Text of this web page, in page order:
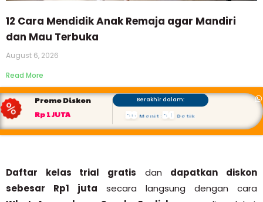
12 Cara Mendidik Anak Remaja agar Mandiri
dan Mau Terbuka
August 6, 2026
Read More
Promo Diskon
Rp 1 JUTA
Berakhir dalam:
56 Menit: 52 Detik
Daftar kelas trial gratis dan dapatkan diskon
sebesar Rp1 juta secara langsung dengan cara